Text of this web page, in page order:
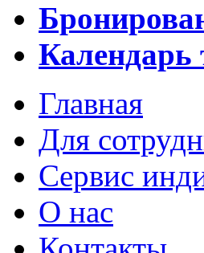
Календарь
Главная
Для
Сервис
О нас